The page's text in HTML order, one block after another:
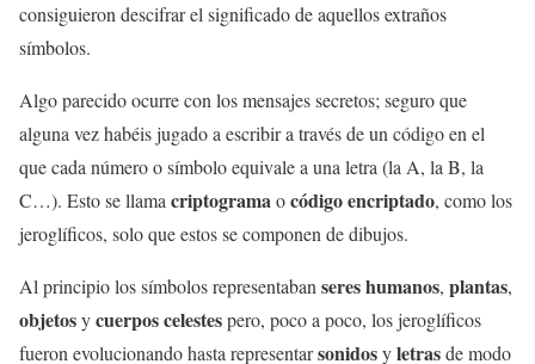
consiguieron descifrar el significado de aquellos extraños
símbolos.
Algo parecido ocurre con los mensajes secretos; seguro que
alguna vez habéis jugado a escribir a través de un código en el
que cada número o símbolo equivale a una letra (la A, la B, la
C…). Esto se llamacriptogramaocódigo encriptado, como los
jeroglíficos, solo que estos se componen de dibujos.
Al principio los símbolos representabanseres humanos, plantas,
objetosycuerpos celestespero, poco a poco, los jeroglíficos
fueron evolucionando hasta representarsonidosyletrasde modo